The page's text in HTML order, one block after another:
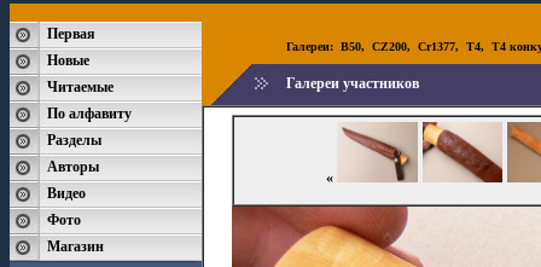
Первая
Новые
Читаемые
По алфавиту
Разделы
Авторы
Видео
Фото
Магазин
Галереи: B50, CZ200, Cr1377, T4, T4
Галереи участников
«